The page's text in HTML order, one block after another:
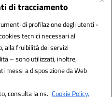
di tracciamento
di profilazione degli utenti -
tecnici necessari al
alla fruibilità dei servizi
– sono utilizzati, inoltre,
a disposizione da Web
consulta la ns. Cookie Policy.
NERVI" SEGNI - Telefono:
RMIS099002@pec.istruzione.it
by 3D Solution S.r.l.